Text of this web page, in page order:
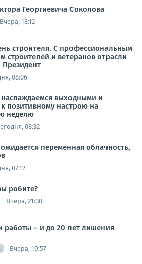
Георгиевича Соколова
Вчера, 18:12
строителя. С профессиональным
строителей и ветеранов отрасли
Президент
08:06
наслаждаемся выходными и
к позитивному настрою на
неделю
08:32
ожидается переменная облачность,
07:12
робите?
Вчера, 21:30
работы – и до 20 лет лишения
Вчера, 19:57